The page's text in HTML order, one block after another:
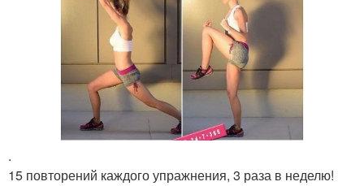
.
15 повторений каждого упражнения, 3 раза в неделю!